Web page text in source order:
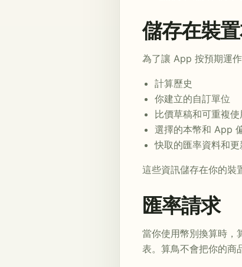
儲存在裝
為了讓 App 按預期運
計算歷史
你建立的自訂單位
比價草稿和可重複
選擇的本幣和 App
快取的匯率資料和更
這些資訊儲存在你的裝
匯率請求
當你使用幣別換算時，
表。算鳥不會把你的商